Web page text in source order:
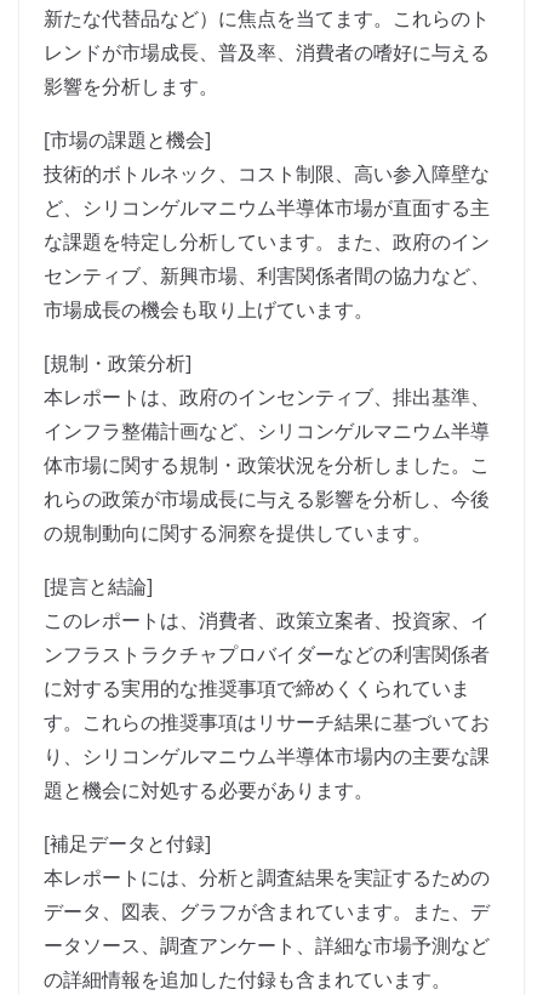
新たな代替品など）に焦点を当てます。これらのト
レンドが市場成長、普及率、消費者の嗜好に与える
影響を分析します。
[市場の課題と機会]
技術的ボトルネック、コスト制限、高い参入障壁な
ど、シリコンゲルマニウム半導体市場が直面する主
な課題を特定し分析しています。また、政府のイン
センティブ、新興市場、利害関係者間の協力など、
市場成長の機会も取り上げています。
[規制・政策分析]
本レポートは、政府のインセンティブ、排出基準、
インフラ整備計画など、シリコンゲルマニウム半導
体市場に関する規制・政策状況を分析しました。こ
れらの政策が市場成長に与える影響を分析し、今後
の規制動向に関する洞察を提供しています。
[提言と結論]
このレポートは、消費者、政策立案者、投資家、イ
ンフラストラクチャプロバイダーなどの利害関係者
に対する実用的な推奨事項で締めくくられていま
す。これらの推奨事項はリサーチ結果に基づいてお
り、シリコンゲルマニウム半導体市場内の主要な課
題と機会に対処する必要があります。
[補足データと付録]
本レポートには、分析と調査結果を実証するための
データ、図表、グラフが含まれています。また、デ
ータソース、調査アンケート、詳細な市場予測など
の詳細情報を追加した付録も含まれています。